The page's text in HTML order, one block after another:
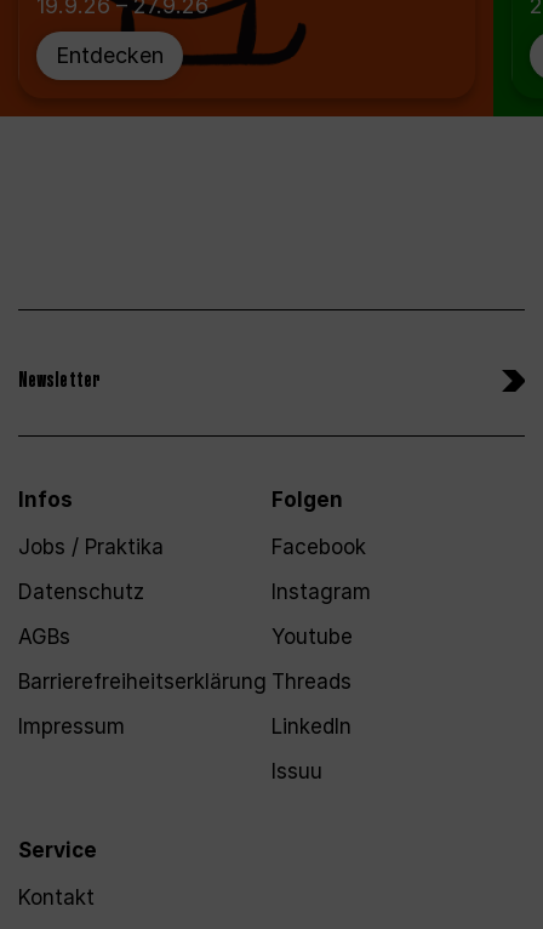
Entdecken
Newsletter
Infos
Jobs / Praktika
Datenschutz
AGBs
Barrierefreiheitserklärung
Impressum
Service
Kontakt
Folgen
Facebook
Instagram
Youtube
Threads
LinkedIn
Issuu